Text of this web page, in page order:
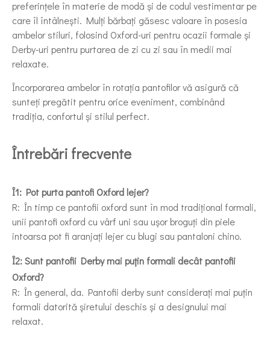
preferințele în materie de modă și de codul vestimentar pe
care îl întâlnești. Mulți bărbați găsesc valoare în posesia
ambelor stiluri, folosind Oxford-uri pentru ocazii formale și
Derby-uri pentru purtarea de zi cu zi sau în medii mai
relaxate.
Încorporarea ambelor în rotația pantofilor vă asigură că
sunteți pregătit pentru orice eveniment, combinând
tradiția, confortul și stilul perfect.
Întrebări frecvente
Î1: Pot purta pantofi Oxford lejer?
R: În timp ce pantofii oxford sunt în mod tradițional formali,
unii pantofi oxford cu vârf uni sau ușor broguți din piele
intoarsa pot fi aranjați lejer cu blugi sau pantaloni chino.
Î2: Sunt pantofii Derby mai puțin formali decât pantofii
Oxford?
R: În general, da. Pantofii derby sunt considerați mai puțin
formali datorită șiretului deschis și a designului mai
relaxat.